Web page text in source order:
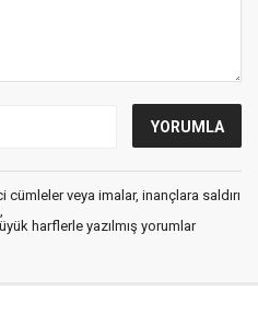
veya imalar, inançlara saldırı
harflerle yazılmış yorumlar